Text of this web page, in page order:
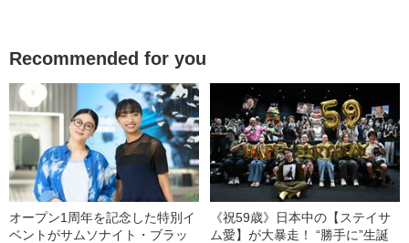
Recommended for you
オープン1周年を記念した特別イ
ベントがサムソナイト・ブラッ
《祝59歳》日本中の【ステイサ
ム愛】が大暴走！ “勝手に”生誕